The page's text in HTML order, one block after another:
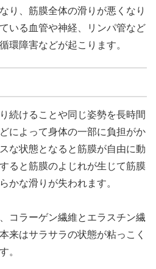
り、筋膜全体の滑りが悪くなり
いる血管や神経、リンパ管など
環障害などが起こります。
続けることや同じ姿勢を長時間
によって身体の一部に負担がか
な状態となると筋膜が自由に動
ると筋膜のよじれが生じて筋膜
かな滑りが失われます。
コラーゲン繊維とエラスチン繊
来はサラサラの状態が粘っこく
。